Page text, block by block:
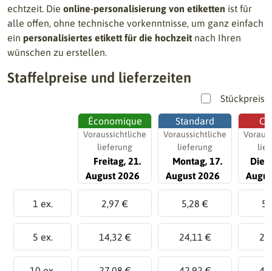
echtzeit. Die online-personalisierung von etiketten ist für
alle offen, ohne technische vorkenntnisse, um ganz einfach
ein personalisiertes etikett für die hochzeitnach Ihren
wünschen zu erstellen.
Staffelpreise und lieferzeiten
Stückpreis
Économique
Voraussichtliche
lieferung
Freitag, 21.
August 2026
Standard
Voraussichtliche
lieferung
Montag, 17.
August 2026
1 ex. 2,97 € 5,28 €
5 ex. 14,32 € 24,11 €